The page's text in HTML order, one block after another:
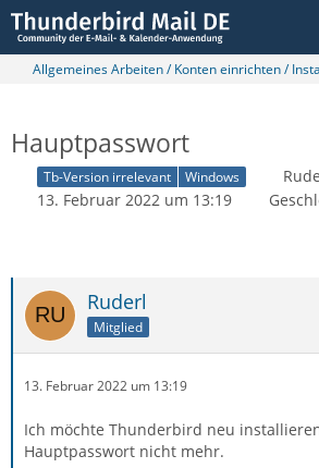
Allgemeines Arbeiten / Konten einrichten /
Hauptpasswort
Tb-Version irrelevant Windows
13. Februar 2022 um 13:19
Ruderl
Mitglied
13. Februar 2022 um 13:19
Ich möchte Thunderbird neu
Hauptpasswort nicht mehr.